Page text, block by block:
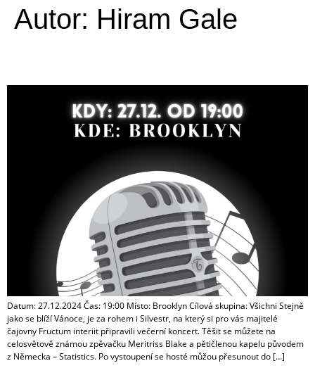
Autor: Hiram Gale
Datum: 27.12.2024 Čas: 19:00 Místo: Brooklyn Cílová skupina: Všichni Stejně
jako se blíží Vánoce, je za rohem i Silvestr, na který si pro vás majitelé
čajovny Fructum interiit připravili večerní koncert. Těšit se můžete na
celosvětově známou zpěvačku Meritriss Blake a pětičlenou kapelu původem
z Německa – Statistics. Po vystoupení se hosté můžou přesunout do […]